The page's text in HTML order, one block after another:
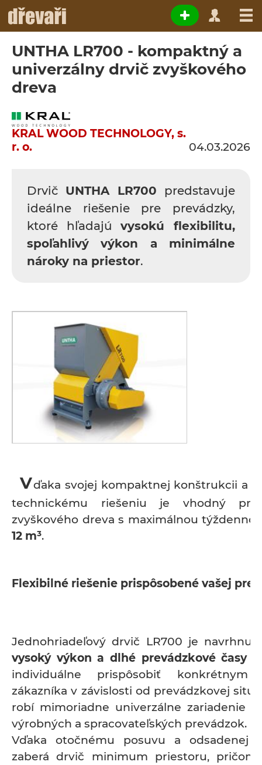
UNTHA LR700 - kompaktný a
univerzálny drvič zvyškového
dreva
KRAL WOOD TECHNOLOGY, s.
r. o.
04.03.2026
Drvič UNTHA LR700 predstavuje
ideálne riešenie pre prevádzky,
ktoré hľadajúvysokú flexibilitu,
spoľahlivý výkon a minimálne
nároky na priestor.
Vďaka svojej kompaktnej konštrukcii a
technickému riešeniu je vhodný pre
zvyškového dreva s maximálnou
12 m³.
Flexibilné riešenie prispôsobené vašej
Jednohriadeľový drvič LR700 je
vysoký výkon a dlhé prevádzkové časy
individuálne prispôsobiť konkrétnym
zákazníka v závislosti od prevádzkovej
robí mimoriadne univerzálne zariadenie
výrobných a spracovateľských prevádzok.
Vďaka otočnému posuvu a odsadenej
zaberá drvič minimum priestoru, pričom